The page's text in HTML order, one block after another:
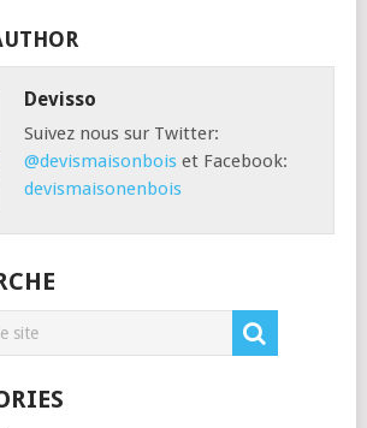
Devisso
Suivez nous sur Twitter:
@devismaisonbois et Facebook:
devismaisonenbois